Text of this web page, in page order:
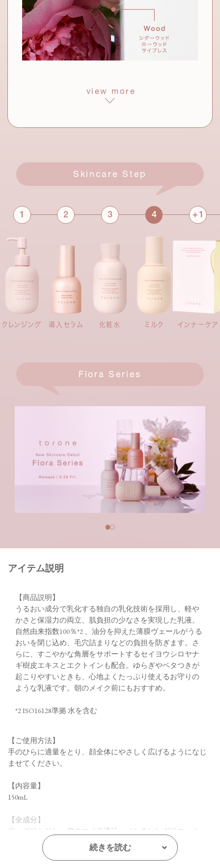
ナノ化して配合することで、角層へす
っとなじむ。
ブランド共通成分
モロッコ産
ウチワサボテンオイル
アゼロイルジグリシンK(整肌) *7
セラミドNG、セラミドNP、セラミドAP(保湿)
セラミドNP、セラミドAP(すべて保湿)
いくさまを表現した、明るい希望に満ちた香り。透明感のある
したくなるようなウッディ調の香りが余韻を残します。
view more
Skincare Step
1
クレンジング
2
導入セラム
3
化粧水
4
ミルク
+1
インナーケア
Flora Series
アイテム説明
【商品説明】
うるおい成分で乳化する独自の乳化技術を採用し、軽や
かさと保湿力の両立、肌負担の少なさを実現した乳液。
自然由来指数100％*2 、油分を抑えた薄膜ヴェールがうる
おいを閉じ込め、毛穴詰まりなどの負担を防ぎます。さ
らに、すこやかな角層をサポートするセイヨウシロヤナ
ギ樹皮エキスとエクトインも配合。ゆらぎやベタつきが
起こりやすいときも、心地よくたっぷり使えるお守りの
ような乳液です。朝のメイク前にもおすすめ。
*2 ISO16128準拠 水を含む
【ご使用方法】
手のひらに適量をとり、顔全体にやさしく広げるようになじ
ませてください。
【内容量】
150mL
【全成分】
水、グリセリン、アロエベラ液汁、ペンチレングリコール、
トリ（カプリル酸／カプリン酸）グリセリル、ジグリセリ
ン、（Ｃ１５－１９）アルカン、シア脂、セテアリルアルコ
続きを読む